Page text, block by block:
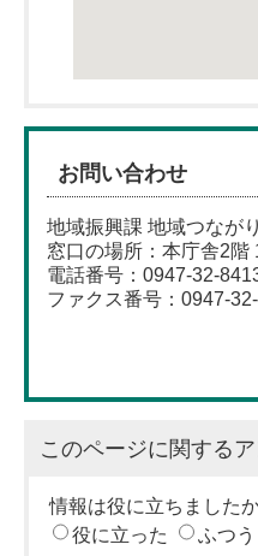
お問い合わせ
地域振興課 地域つなが
窓口の場所：本庁舎2階
電話番号：0947-32-
ファクス番号：0947-
このページに関する
情報は役に立ちました
役に立った
ふつう